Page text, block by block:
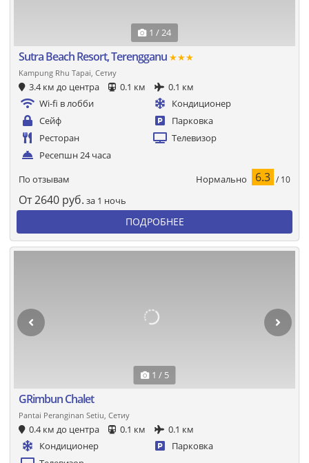
1 / 24
Sutra Beach Resort, Terengganu ★★★
Kampung Rhu Tapai, Сетиу
3.4 км до центра 0.1 км
0.1 км
Wi-fi в лобби
Кондиционер
Сейф
Парковка
Ресторан
Телевизор
Ресепшн 24 часа
По отзывам Нормально 6.3 / 10
От2640 руб. за 1 ночь
ПОДРОБНЕЕ
1 / 5
GRimbun Chalet
Pantai Peranginan Setiu, Сетиу
0.4 км до центра 0.1 км
0.1 км
Кондиционер
Парковка